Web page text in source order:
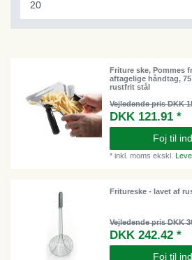
Friture ske, Pommes
aftagelige håndtag,
rustfrit stål
Vejledende pris DKK
DKK 121.91 *
Foj til
*inkl. moms ekskl.
Fritureske - lavet af
Vejledende pris DKK
DKK 242.42 *
Foj til